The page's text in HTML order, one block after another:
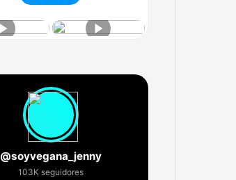
@soyvegana_jenny
103K seguidores